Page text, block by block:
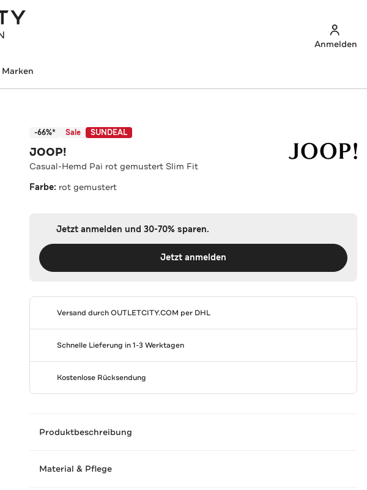
Anmelden
Marken
-66%* Sale SUNDEAL
JOOP!
Casual-Hemd Pai rot gemustert Slim Fit
Farbe: rot gemustert
Jetzt anmelden und 30-70% sparen.
Jetzt anmelden
Versand durchOUTLETCITY.COM per DHL
Schnelle Lieferung in 1-3 Werktagen
Kostenlose Rücksendung
Produktbeschreibung
Material & Pflege